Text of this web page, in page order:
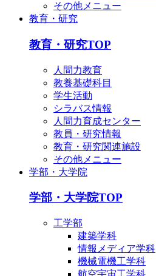
その他メニュー
教育・研究
教育・研究TOP
人間力教育
教養基礎科目
学生活動
シラバス情報
人間力育成センター
教員・研究情報
教育・研究関連施設
その他メニュー
学部・大学院
学部・大学院TOP
工学部
建築学科
情報メディア学科
機械電機工学科